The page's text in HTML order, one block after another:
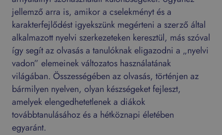
jellemző arra is, amikor a cselekményt és a
karakterfejlődést igyekszünk megérteni a szerző által
alkalmazott nyelvi szerkezeteken keresztül, más szóval
így segít az olvasás a tanulóknak eligazodni a „nyelvi
vadon” elemeinek változatos használatának
világában. Összességében az olvasás, történjen az
bármilyen nyelven, olyan készségeket fejleszt,
amelyek elengedhetetlenek a diákok
továbbtanulásához és a hétköznapi életében
egyaránt.